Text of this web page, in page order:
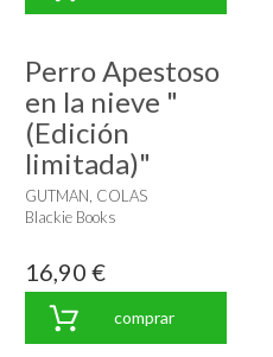
Perro Apestoso
en la nieve "
(Edición
limitada)"
GUTMAN, COLAS
Blackie Books
16,90 €
comprar